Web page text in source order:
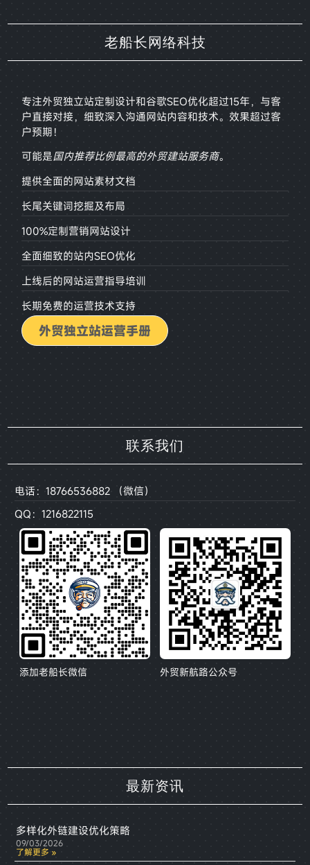
老船长网络科技
专注外贸独立站定制设计和谷歌SEO优化超过15年，与客
户直接对接，细致深入沟通网站内容和技术。效果超过客
户预期！
可能是国内推荐比例最高的外贸建站服务商。
提供全面的网站素材文档
长尾关键词挖掘及布局
100%定制营销网站设计
全面细致的站内SEO优化
上线后的网站运营指导培训
长期免费的运营技术支持
外贸独立站运营手册
联系我们
电话：18766536882 （微信）
QQ：1216822115
添加老船长微信 外贸新航路公众号
最新资讯
多样化外链建设优化策略
09/03/2026
了解更多 »